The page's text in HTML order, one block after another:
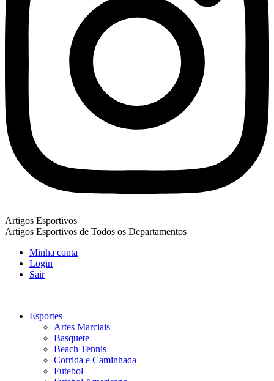
Artigos Esportivos
Artigos Esportivos de Todos os Departamentos
Minha conta
Login
Sair
Esportes
Artes Marciais
Basquete
Beach Tennis
Corrida e Caminhada
Futebol